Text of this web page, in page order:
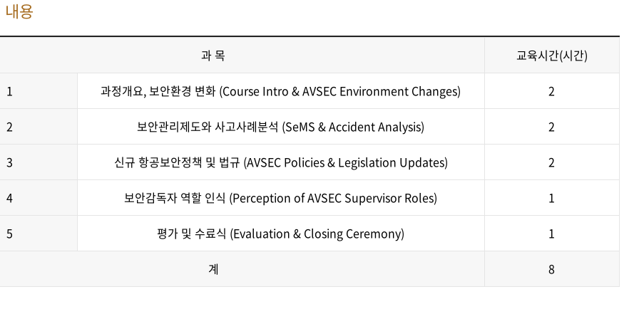
용
과 목 교육시간(시간)
1 과정개요, 보안환경 변화 (Course Intro & AVSEC Environment Changes) 2
2 보안관리제도와 사고사례분석 (SeMS & Accident Analysis) 2
3 신규 항공보안정책 및 법규 (AVSEC Policies & Legislation Updates) 2
4 보안감독자 역할 인식 (Perception of AVSEC Supervisor Roles) 1
5 평가 및 수료식 (Evaluation & Closing Ceremony) 1
계 8